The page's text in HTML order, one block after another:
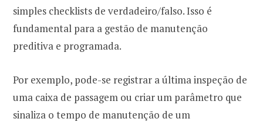
simples checklists de verdadeiro/falso. Isso é
fundamental para a gestão de manutenção
preditiva e programada.
Por exemplo, pode-se registrar a última inspeção de
uma caixa de passagem ou criar um parâmetro que
sinaliza o tempo de manutenção de um